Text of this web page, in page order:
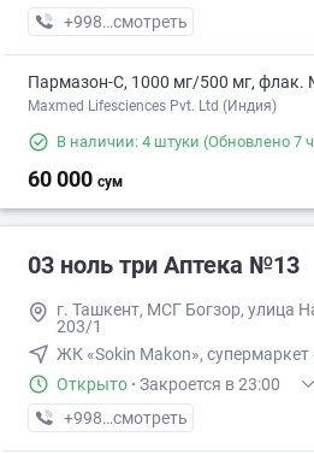
+998 (55) XXX-XX-XX
смотреть
Пармазон-С, 1000 мг/500 мг, флак.
Maxmed Lifesciences Pvt. Ltd (Индия)
В наличии: 4 штуки (Обновлено 7
60 000 сум
03 ноль три Аптека №13
г. Ташкент, МСГ Богзор, улица
203/1
ЖК «Sokin Makon», супермаркет
Открыто · Закроется в 23:00
+998 (77) XXX-XX-XX
смотреть